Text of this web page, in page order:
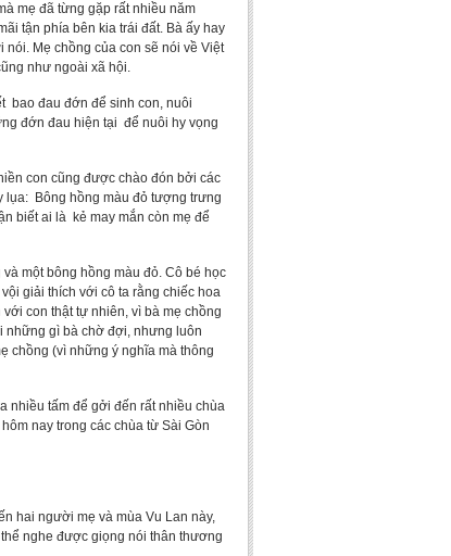
mẹ đã từng gặp rất nhiều năm
tận phía bên kia trái đất. Bà ấy hay
Mẹ chồng của con sẽ nói về Việt
như ngoài xã hội.
bao đau đớn để sinh con, nuôi
đớn đau hiện tại để nuôi hy vọng
con cũng được chào đón bởi các
lụa: Bông hồng màu đỏ tượng trưng
biết ai là kẻ may mắn còn mẹ để
một bông hồng màu đỏ. Cô bé học
giải thích với cô ta rằng chiếc hoa
con thật tự nhiên, vì bà mẹ chồng
những gì bà chờ đợi, nhưng luôn
chồng (vì những ý nghĩa mà thông
nhiều tấm để gởi đến rất nhiều chùa
nay trong các chùa từ Sài Gòn
hai người mẹ và mùa Vu Lan này,
nghe được giọng nói thân thương